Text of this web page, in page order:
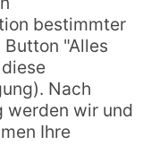
House.
Urlaub
mit
Frau
Sitzplatz